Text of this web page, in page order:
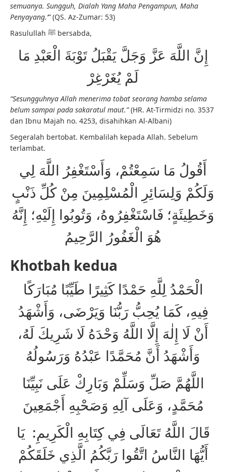
semuanya. Sungguh, Dialah Yang Maha Pengampun, Maha
Penyayang.’”(QS. Az-Zumar: 53)
Rasulullah ﷺ bersabda,
إِنَّ اللَّهَ عَزَّ وَجَلَّ يَقْبَلُ تَوْبَةَ الْعَبْدِ مَا
لَمْ يُغَرْغِرْ
“Sesungguhnya Allah menerima tobat seorang hamba selama
belum sampai pada sakaratul maut.”(HR. At-Tirmidzi no. 3537
dan Ibnu Majah no. 4253, disahihkan Al-Albani)
Segeralah bertobat. Kembalilah kepada Allah. Sebelum
terlambat.
أَقُولُ مَا سَمِعْتُمْ، وَأَسْتَغْفِرُ اللَّهَ لِي
وَلَكُمْ وَلِسَائِرِ الْمُسْلِمِينَ مِنْ كُلِّ ذَنْبٍ
وَخَطِيئَةٍ؛ فَاسْتَغْفِرُوهُ، وَتُوبُوا إِلَيْهِ؛ إِنَّهُ
هُوَ الْغَفُورُ الرَّحِيمُ
Khotbah kedua
الْحَمْدُ لِلَّهِ حَمْدًا كَثِيرًا طَيِّبًا مُبَارَكًا
فِيهِ، كَمَا يُحِبُّ رَبُّنَا وَيَرْضَى، وَأَشْهَدُ
أَنْ لَا إِلٰهَ إِلَّا اللَّهُ وَحْدَهُ لَا شَرِيكَ لَهُ،
وَأَشْهَدُ أَنَّ مُحَمَّدًا عَبْدُهُ وَرَسُولُهُ
اللَّهُمَّ صَلِّ وَسَلِّمْ وَبَارِكْ عَلَى نَبِيِّنَا
مُحَمَّدٍ، وَعَلَى آلِهِ وَصَحْبِهِ أَجْمَعِينَ
قَالَ اللَّهُ تَعَالَى فِي كِتَابِهِ الْكَرِيمِ: يَا
أَيُّهَا النَّاسُ اتَّقُوا رَبَّكُمُ الَّذِي خَلَقَكُمْ